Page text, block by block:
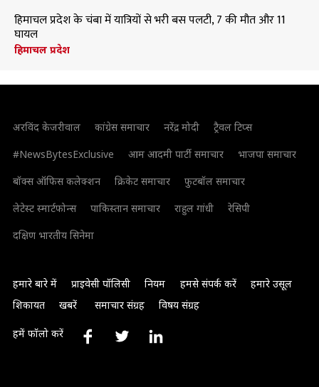
हिमाचल प्रदेश के चंबा में यात्रियों से भरी बस पलटी, 7 की मौत और 11
घायल
हिमाचल प्रदेश
अरविंद केजरीवाल कांग्रेस समाचार नरेंद्र मोदी
ट्रैवल टिप्स
#NewsBytesExclusive
आम आदमी पार्टी समाचार
भाजपा समाचार
बॉक्स ऑफिस कलेक्शन
क्रिकेट समाचार
फुटबॉल समाचार
लेटेस्ट स्मार्टफोन्स
पाकिस्तान समाचार राहुल गांधी
रेसिपी
दक्षिण भारतीय सिनेमा
हमारे बारे में प्राइवेसी पॉलिसी नियम हमसे संपर्क करें
हमारे उसूल
शिकायत
खबरें समाचार संग्रह विषय संग्रह
हमें फॉलो करें